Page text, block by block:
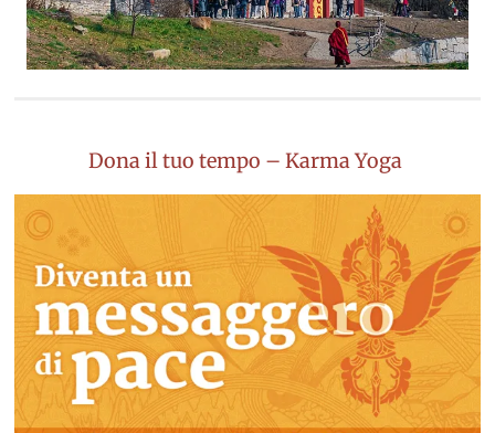
Dona il tuo tempo – Karma Yoga